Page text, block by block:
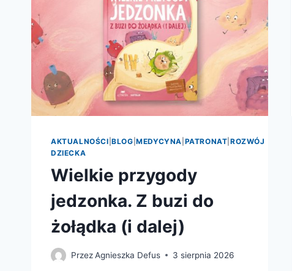
AKTUALNOŚCI |BLOG |MEDYCYNA PATRONAT ROZWÓJ
DZIECKA
Wielkie przygody
jedzonka. Z buzi do
żołądka (i dalej)
PrzezAgnieszka Defus 3 sierpnia 2026